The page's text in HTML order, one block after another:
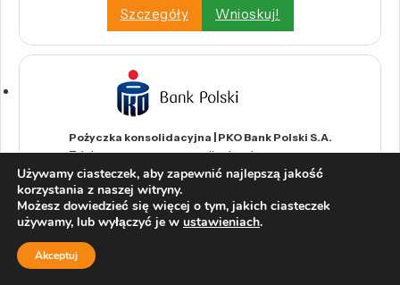
Szczegóły
Wnioskuj!
Pożyczka konsolidacyjna | PKO Bank Polski S.A.
Zdalna pomoc pracownika banku
Okres spłaty od 2 do 120 miesięcy
Szczegóły
Wnioskuj!
Używamy ciasteczek, aby zapewnić najlepszą jakość
korzystania z naszej witryny.
Możesz dowiedzieć się więcej o tym, jakich ciasteczek
używamy, lub wyłączyć je w ustawieniach.
Akceptuj